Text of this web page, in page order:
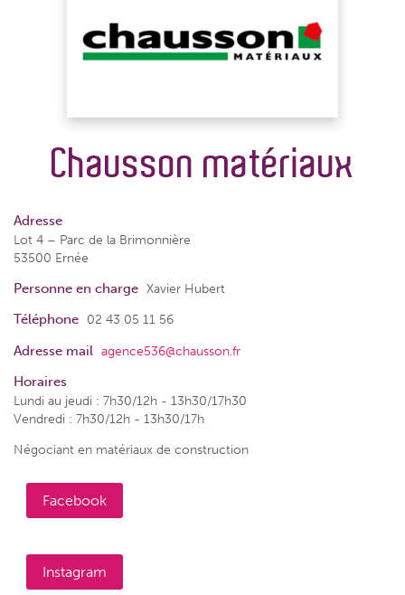
Chausson matériaux
Adresse
Lot 4 – Parc de la Brimonnière
53500 Ernée
Personne en charge Xavier Hubert
Téléphone 02 43 05 11 56
Adresse mail agence536@chausson.fr
Horaires
Lundi au jeudi : 7h30/12h - 13h30/17h30
Vendredi : 7h30/12h - 13h30/17h
Négociant en matériaux de construction
Facebook
Instagram